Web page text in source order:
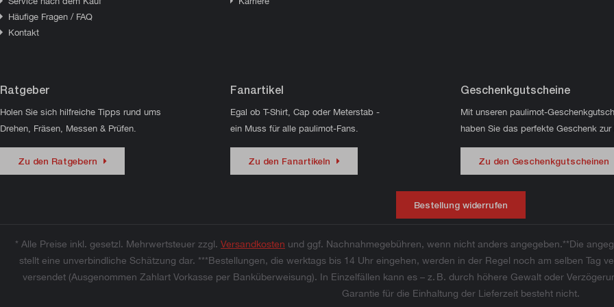
Häufige Fragen / FAQ
Kontakt
Ratgeber
Holen Sie sich hilfreiche Tipps rund ums
Drehen, Fräsen, Messen & Prüfen.
Zu den Ratgebern
Fanartikel
Egal ob T-Shirt, Cap oder Meterstab -
ein Muss für alle paulimot-Fans.
Zu den Fanartikeln
Geschenkgutscheine
Mit unseren paulimot-
haben Sie das perfekte Geschenk zur
Zu den Geschenkgutscheinen
Bestellung widerrufen
* Alle Preise inkl. gesetzl. Mehrwertsteuer zzgl. Versandkosten und ggf. Nachnahmegebühren, wenn nicht anders angegeben.**Die
stellt eine unverbindliche Schätzung dar. ***Bestellungen, die werktags bis 14 Uhr eingehen, werden in der Regel noch am selben Tag
versendet (Ausgenommen Zahlart Vorkasse per Banküberweisung). In Einzelfällen kann es – z. B. durch höhere Gewalt oder
Garantie für die Einhaltung der Lieferzeit besteht nicht.